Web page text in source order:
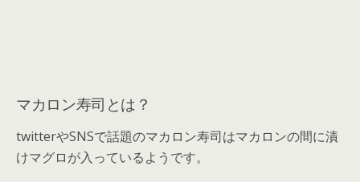
マカロン寿司とは？
twitterやSNSで話題のマカロン寿司はマカロンの間に漬
けマグロが入っているようです。